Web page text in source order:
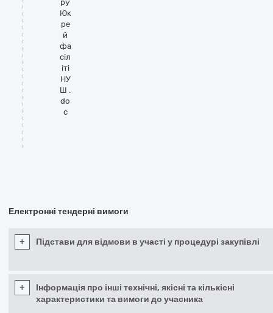
ру
Юк
ре
й
фа
сіл
іті
НУ
Ш .
do
c
Електронні тендерні вимоги
+ Підстави для відмови в участі у процедурі закупівлі
+
Інформація про інші технічні, якісні та кількісні
характеристики та вимоги до учасника